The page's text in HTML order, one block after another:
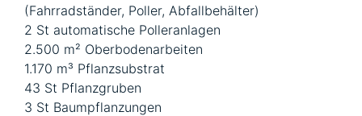
(Fahrradständer, Poller, Abfallbehälter)
2 St automatische Polleranlagen
2.500 m² Oberbodenarbeiten
1.170 m³ Pflanzsubstrat
43 St Pflanzgruben
3 St Baumpflanzungen